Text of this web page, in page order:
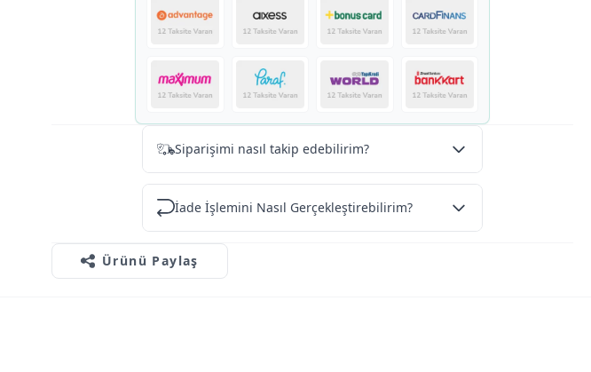
Siparişimi nasıl takip edebilirim?
İade İşlemini Nasıl Gerçekleştirebilirim?
Ürünü Paylaş